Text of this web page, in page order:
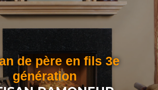
de père en fils 3e
génération